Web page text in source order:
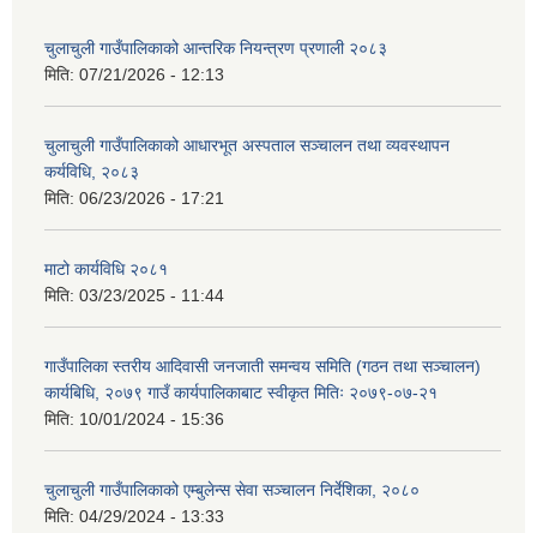
चुलाचुली गाउँपालिकाको आन्तरिक नियन्त्रण प्रणाली २०८३
मिति: 07/21/2026 - 12:13
चुलाचुली गाउँपालिकाको आधारभूत अस्पताल सञ्चालन तथा व्यवस्थापन
कर्यविधि, २०८३
मिति: 06/23/2026 - 17:21
माटो कार्यविधि २०८१
मिति: 03/23/2025 - 11:44
गाउँपालिका स्तरीय आदिवासी जनजाती समन्वय समिति (गठन तथा सञ्चालन)
कार्यबिधि, २०७९ गाउँ कार्यपालिकाबाट स्वीकृत मितिः २०७९-०७-२१
मिति: 10/01/2024 - 15:36
चुलाचुली गाउँपालिकाको एम्बुलेन्स सेवा सञ्चालन निर्देशिका, २०८०
मिति: 04/29/2024 - 13:33